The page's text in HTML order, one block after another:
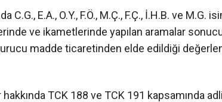
C.G., E.A., O.Y., F.Ö., M.Ç., F.Ç., İ.H.B. ve M.G.
ve ikametlerinde yapılan aramalar
madde ticaretinden elde edildiği
hakkında TCK 188 ve TCK 191 kapsamında